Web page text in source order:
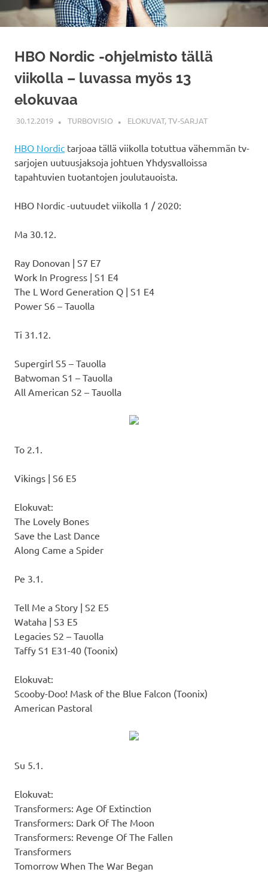
HBO Nordic -ohjelmisto tällä
viikolla – luvassa myös 13
elokuvaa
30.12.2019 TURBOVISIO ELOKUVAT,TV-SARJAT
HBO Nordic tarjoaa tällä viikolla totuttua vähemmän tv-
sarjojen uutuusjaksoja johtuen Yhdysvalloissa
tapahtuvien tuotantojen joulutauoista.
HBO Nordic -uutuudet viikolla 1 / 2020:
Ma 30.12.
Ray Donovan | S7 E7
Work In Progress | S1 E4
The L Word Generation Q | S1 E4
Power S6 – Tauolla
Ti 31.12.
Supergirl S5 – Tauolla
Batwoman S1 – Tauolla
All American S2 – Tauolla
To 2.1.
Vikings | S6 E5
Elokuvat:
The Lovely Bones
Save the Last Dance
Along Came a Spider
Pe 3.1.
Tell Me a Story | S2 E5
Wataha | S3 E5
Legacies S2 – Tauolla
Taffy S1 E31-40 (Toonix)
Elokuvat:
Scooby-Doo! Mask of the Blue Falcon (Toonix)
American Pastoral
Su 5.1.
Elokuvat:
Transformers: Age Of Extinction
Transformers: Dark Of The Moon
Transformers: Revenge Of The Fallen
Transformers
Tomorrow When The War Began